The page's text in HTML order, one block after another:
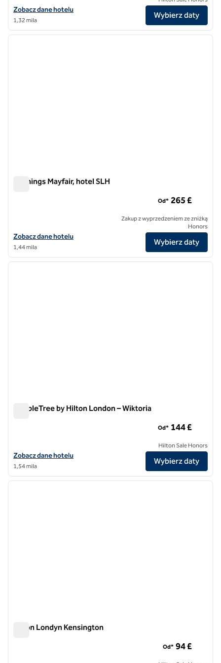
Zobacz szczegóły hotelu Hilton London Metropole
Zobacz dane hotelu
1,32 mila
Wybierz daty
1/12
1 z 12
Flemings Mayfair, hotel SLH
Zobacz szczegóły hotelu Flemings Mayfair, SLH Hotel
Zobacz dane hotelu
1,44 mila
Od* 265 £
Zakup z wyprzedzeniem ze zniżką
Honors
Wybierz daty
1/12
1 z 12
DoubleTree by Hilton London – Wiktoria
Zobacz szczegóły hotelu DoubleTree by Hilton London – Victoria
Zobacz dane hotelu
1,54 mila
Od* 144 £
Hilton Sale Honors
Wybierz daty
1/12
1 z 12
Hilton Londyn Kensington
Od* 94 £